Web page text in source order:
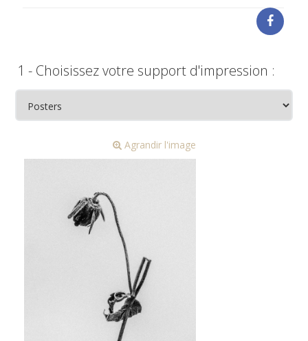
1 - Choisissez votre support d'impression :
Agrandir l'image